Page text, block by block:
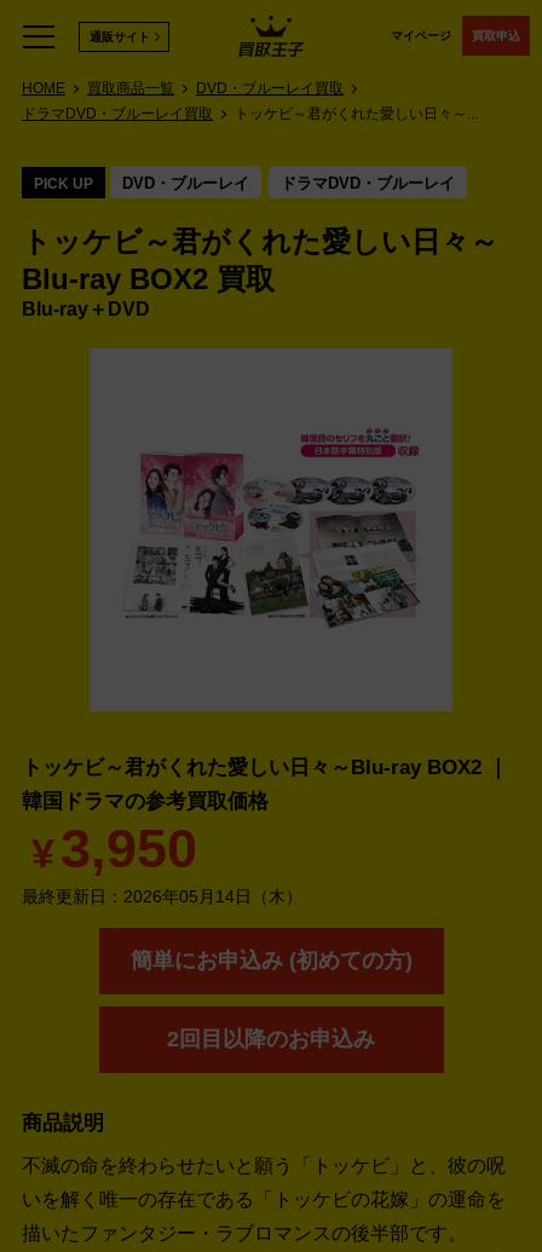
マイページ 買取申込
通販サイト
HOME 買取商品一覧
DVD・ブルーレイ買取
ドラマDVD・ブルーレイ買取
トッケビ～君がくれた愛しい日々～...
PICK UP DVD・ブルーレイ ドラマDVD・ブルーレイ
トッケビ～君がくれた愛しい日々～
Blu-ray BOX2 買取
Blu-ray＋DVD
トッケビ～君がくれた愛しい日々～Blu-ray BOX2 ｜
韓国ドラマの参考買取価格
¥3,950
最終更新日： 2026年05月14日（木）
簡単にお申込み (初めての方)
2回目以降のお申込み
商品説明
不滅の命を終わらせたいと願う「トッケビ」と、彼の呪
いを解く唯一の存在である「トッケビの花嫁」の運命を
描いたファンタジー・ラブロマンスの後半部です。